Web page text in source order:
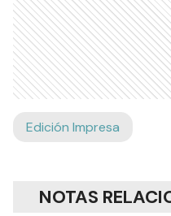
Edición Impresa
NOTAS